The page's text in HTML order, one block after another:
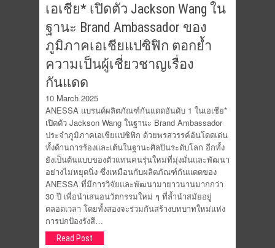
เอเชีย* เปิดตัว Jackson Wang ใน
ฐานะ Brand Ambassador ของ
ภูมิภาคเอเชียแปซิฟิก ตอกย้ำ
ความเป็นผู้เชี่ยวชาญเรื่อง
กันแดด
10 March 2025
ANESSA แบรนด์ผลิตภัณฑ์กันแดดอันดับ 1 ในเอเชีย*
เปิดตัว Jackson Wang ในฐานะ Brand Ambassador
ประจำภูมิภาคเอเชียแปซิฟิก ด้วยพรสวรรค์อันโดดเด่น
ทั้งด้านการร้องและเต้นในฐานะศิลปินระดับโลก อีกทั้ง
ยังเป็นต้นแบบของตัวแทนคนรุ่นใหม่ที่มุ่งมั่นและพัฒนา
อย่างไม่หยุดนิ่ง ซึ่งเหมือนกับผลิตภัณฑ์กันแดดของ
ANESSA ที่มีการวิจัยและพัฒนามายาวนานมากกว่า
30 ปี เพื่อนำเสนอนวัตกรรมใหม่ ๆ ที่ล้ำนำสมัยอยู่
ตลอดเวลา โดยทั้งสองจะร่วมกันสร้างบทบาทใหม่แห่ง
การปกป้องรังสี…
Read Post